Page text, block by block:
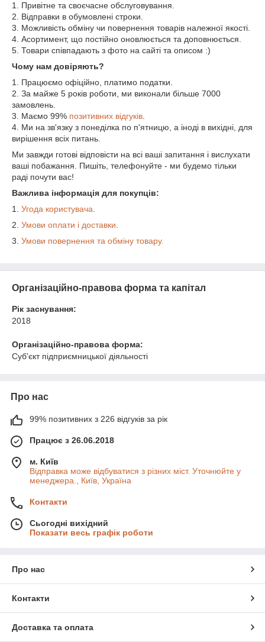
1. Привітне та своєчасне обслуговування.
2. Відправки в обумовлені строки.
3. Можливість обміну чи повернення товарів належної якості.
4. Асортимент, що постійно оновлюється та доповнюється.
5. Товари співпадають з фото на сайті та описом :)
Чому нам довіряють?
1. Працюємо офіційно, платимо податки.
2. За майже 5 років роботи, ми виконали більше 7000
замовлень.
3. Маємо 99% позитивних відгуків.
4. Ми на зв'язку з понеділка по п'ятницю, а іноді в вихідні, для
вирішення всіх питань.
Ми завжди готові відповісти на всі ваші запитання і вислухати
ваші побажання. Пишіть, телефонуйте - ми будемо тільки
раді почути вас!
Важлива інформація для покупців:
1. Угода користувача.
2. Умови оплати і доставки.
3. Умови повернення та обміну товару.
Організаційно-правова форма та капітал
Рік заснування:
2018
Організаційно-правова форма:
Суб'єкт підприємницької діяльності
Про нас
99% позитивних з 226 відгуків за рік
Працює з 26.06.2018
м. Київ
Відправка може відбуватися з різних міст. Уточнюйте у
менеджера., Київ, Україна
Контакти
Сьогодні вихідний
Показати весь графік роботи
Про нас
Контакти
Доставка та оплата